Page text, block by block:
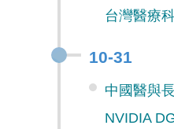
台灣醫療
10-31
中國醫與
NVIDIA